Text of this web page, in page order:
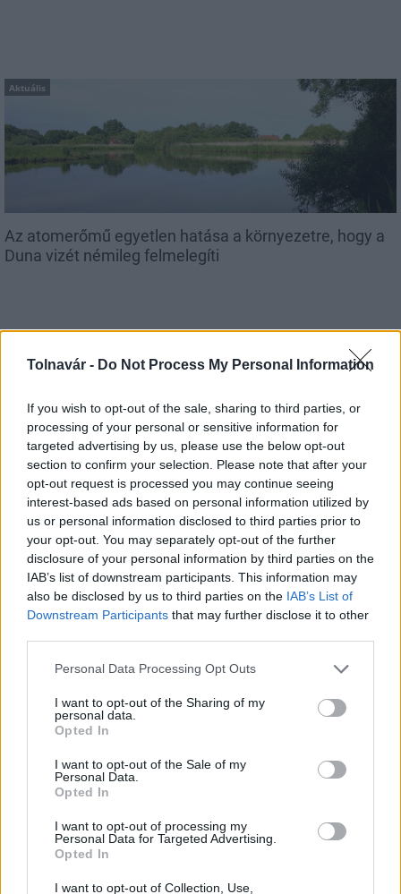
Tolnavár - Do Not Process My Personal Information
If you wish to opt-out of the sale, sharing to third parties, or
processing of your personal or sensitive information for
targeted advertising by us, please use the below opt-out
section to confirm your selection. Please note that after your
opt-out request is processed you may continue seeing
interest-based ads based on personal information utilized by
us or personal information disclosed to third parties prior to
your opt-out. You may separately opt-out of the further
disclosure of your personal information by third parties on the
IAB’s list of downstream participants. This information may
also be disclosed by us to third parties on the IAB’s List of
Downstream Participants that may further disclose it to other
Please note that this website/app uses one or more Google
not limited to your visit or usage behaviour. You may click to
grant or deny consent to Google and its third-party tags to
use your data for below specified purposes in below Google
consent section.
Personal Data Processing Opt Outs
I want to opt-out of the Sharing of my
personal data.
Opted In
I want to opt-out of the Sale of my
Personal Data.
Opted In
I want to opt-out of processing my
Personal Data for Targeted Advertising.
Opted In
I want to opt-out of Collection, Use,
Aktuális
Az atomerőmű egyetlen hatása a környezetre, hogy a
Duna vizét némileg felmelegíti
Útépítés
BKK KM Építő Kft. Főmterv Mérnöki Tervező Zrt.
Látványos építési szakasz indult be a Flórián téri
felüljárón
ennek ellenére folyamatosan halad az aszfaltozás.
mérföldköve a felülvizsgálat
árnyékában?